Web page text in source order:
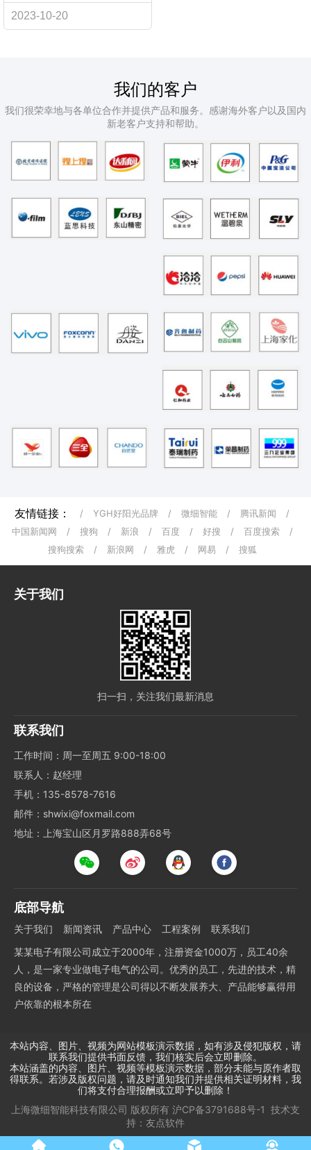
2023-10-20
我们的客户
我们很荣幸地与各单位合作并提供产品和服务。感谢海外客户以及国内
新老客户支持和帮助。
友情链接： / YGH好阳光品牌 / 微细智能 / 腾讯新闻
/
中国新闻网
/ 搜狗 / 新浪 / 百度 / 好搜 / 百度搜索
/
搜狗搜索
/ 新浪网 / 雅虎 / 网易 / 搜狐
关于我们
扫一扫，关注我们最新消息
联系我们
工作时间：周一至周五 9:00-18:00
联系人：赵经理
手机：135-8578-7616
邮件：shwixi@foxmail.com
地址：上海宝山区月罗路888弄68号
底部导航
关于我们 新闻资讯 产品中心 工程案例
联系我们
某某电子有限公司成立于2000年，注册资金1000万，员工40余
人，是一家专业做电子电气的公司。优秀的员工，先进的技术，精
良的设备，严格的管理是公司得以不断发展养大、产品能够赢得用
户依靠的根本所在
本站内容、图片、视频为网站模板演示数据，如有涉及侵犯版权，请
联系我们提供书面反馈，我们核实后会立即删除。
本站涵盖的内容、图片、视频等模板演示数据，部分未能与原作者取
得联系。若涉及版权问题，请及时通知我们并提供相关证明材料，我
们将支付合理报酬或立即予以删除！
上海微细智能科技有限公司 版权所有 沪CP备3791688号-1 技术支
持： 友点软件